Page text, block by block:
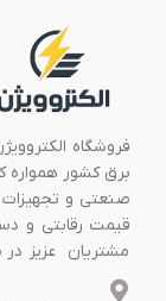
فروشگاه
برق کشور همواره
صنعتی و تجهیزات
قیمت رقابتی و
مشتریان عزیز در